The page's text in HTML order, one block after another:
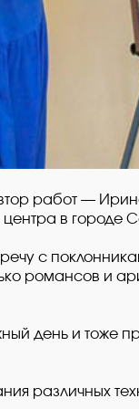
работ —
центра в городе
с
романсов и
день и тоже
различных